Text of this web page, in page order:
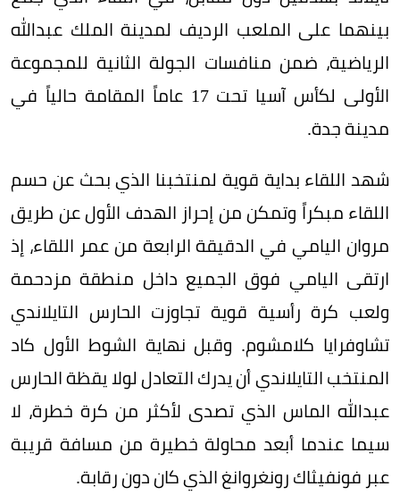
بينهما على الملعب الرديف لمدينة الملك عبدالله
الرياضية، ضمن منافسات الجولة الثانية للمجموعة
الأولى لكأس آسيا تحت 17 عاماً المقامة حالياً في
مدينة جدة.
شهد اللقاء بداية قوية لمنتخبنا الذي بحث عن حسم
اللقاء مبكراً وتمكن من إحراز الهدف اﻷول عن طريق
مروان اليامي في الدقيقة الرابعة من عمر اللقاء، إذ
ارتقى اليامي فوق الجميع داخل منطقة مزدحمة
ولعب كرة رأسية قوية تجاوزت الحارس التايلاندي
تشاوفرايا كلامشوم. وقبل نهاية الشوط اﻷول كاد
المنتخب التايلاندي أن يدرك التعادل لولا يقظة الحارس
عبدالله الماس الذي تصدى ﻷكثر من كرة خطرة، ﻻ
سيما عندما أبعد محاولة خطيرة من مسافة قريبة
عبر فونفيثاك رونغروانغ الذي كان دون رقابة.